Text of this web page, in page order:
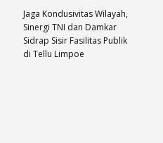
Jaga Kondusivitas Wilayah,
Sinergi TNI dan Damkar
Sidrap Sisir Fasilitas Publik
di Tellu Limpoe